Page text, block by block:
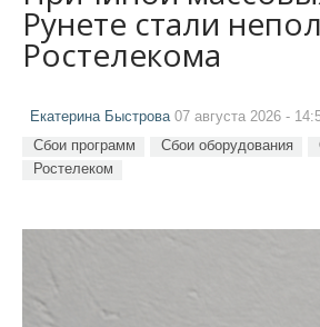
Рунете стали
Ростелекома
Екатерина Быстрова 07 августа 2026 -
Сбои программ Сбои оборудования
Ростелеком